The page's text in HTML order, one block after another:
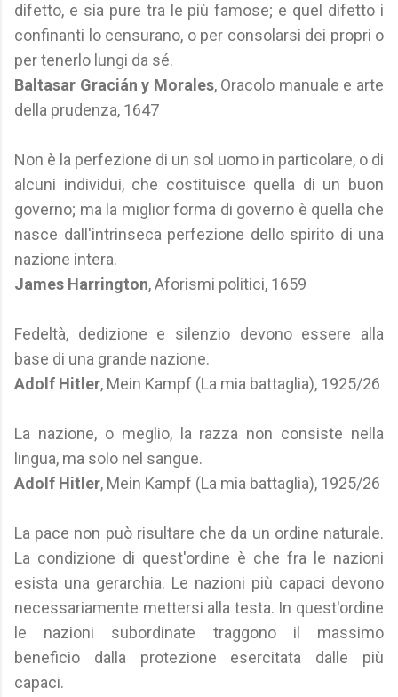
difetto, e sia pure tra le più famose; e quel difetto i
confinanti lo censurano, o per consolarsi dei propri o
per tenerlo lungi da sé.
Baltasar Gracián y Morales, Oracolo manuale e arte
della prudenza, 1647
Non è la perfezione di un sol uomo in particolare, o di
alcuni individui, che costituisce quella di un buon
governo; ma la miglior forma di governo è quella che
nasce dall'intrinseca perfezione dello spirito di una
nazione intera.
James Harrington, Aforismi politici, 1659
Fedeltà, dedizione e silenzio devono essere alla
base di una grande nazione.
Adolf Hitler, Mein Kampf (La mia battaglia), 1925/26
La nazione, o meglio, la razza non consiste nella
lingua, ma solo nel sangue.
Adolf Hitler, Mein Kampf (La mia battaglia), 1925/26
La pace non può risultare che da un ordine naturale.
La condizione di quest'ordine è che fra le nazioni
esista una gerarchia. Le nazioni più capaci devono
necessariamente mettersi alla testa. In quest'ordine
le nazioni subordinate traggono il massimo
beneficio dalla protezione esercitata dalle più
capaci.